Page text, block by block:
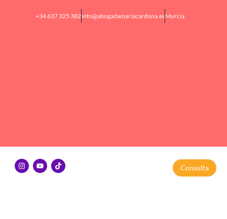
+34 637 325 382 info@abogadamariacardona.esMurcia
Consulta